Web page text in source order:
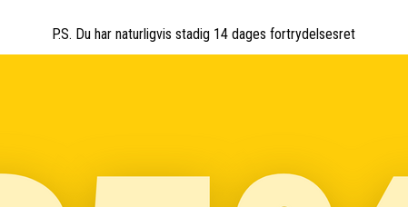
P.S. Du har naturligvis stadig 14 dages fortrydelsesret